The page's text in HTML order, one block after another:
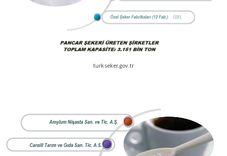
turkseker.gov.tr